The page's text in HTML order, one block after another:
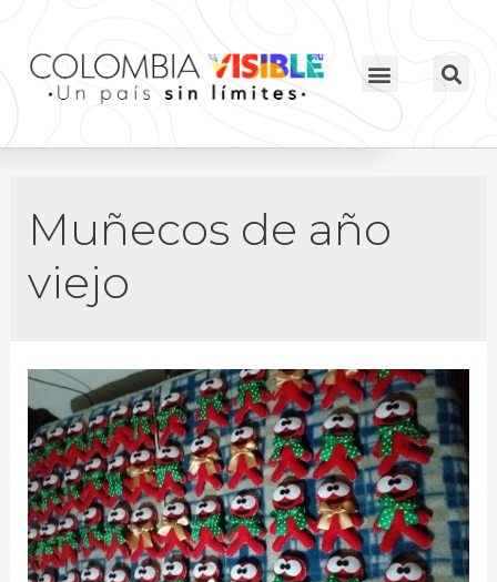
Muñecos de año
viejo